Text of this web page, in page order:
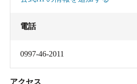
電話
0997-46-2011
アクセス